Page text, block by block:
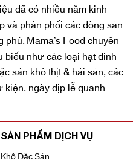
đã có nhiều năm kinh
và phân phối các dòng sản
Mama’s Food chuyên
biểu như các loại hạt dinh
sản khô thịt & hải sản, các
ngày dịp lễ quanh
SẢN PHẨM DỊCH VỤ